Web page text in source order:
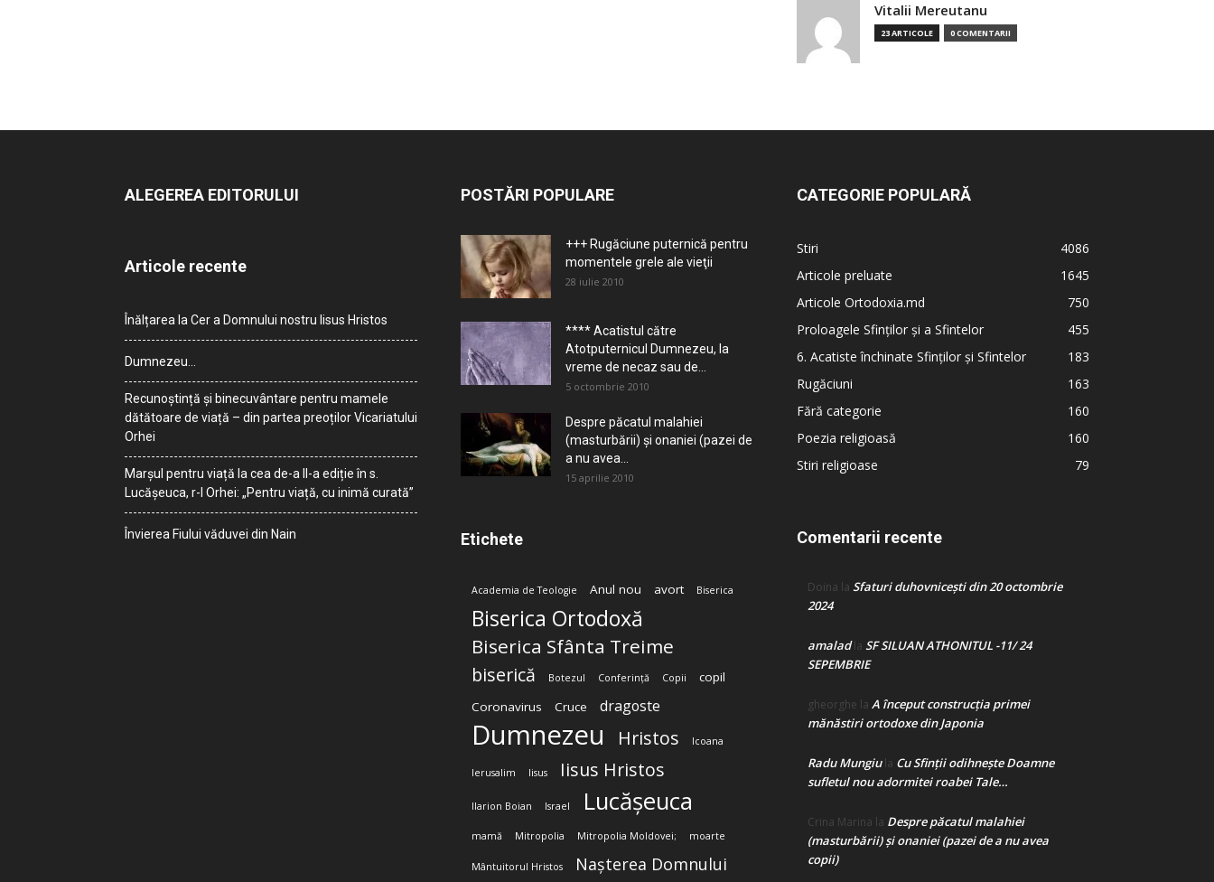
Vitalii Mereutanu
23 ARTICOLE 0 COMENTARII
ALEGEREA EDITORULUI
Articole recente
Înălțarea la Cer a Domnului nostru Iisus Hristos
Dumnezeu…
Recunoștință și binecuvântare pentru mamele
dătătoare de viață – din partea preoților Vicariatului
Orhei
Marșul pentru viață la cea de-a II-a ediție în s.
Lucășeuca, r-l Orhei: „Pentru viață, cu inimă curată”
Învierea Fiului văduvei din Nain
POSTĂRI POPULARE
+++ Rugăciune puternică pentru
momentele grele ale vieţii
28 iulie 2010
**** Acatistul către
Atotputernicul Dumnezeu, la
vreme de necaz sau de...
5 octombrie 2010
Despre păcatul malahiei
(masturbării) şi onaniei (pazei de
a nu avea...
15 aprilie 2010
Etichete
Academia de Teologie Anul nou avort Biserica
Biserica Ortodoxă
Biserica Sfânta Treime
biserică Botezul Conferință Copii
copil
Coronavirus
Cruce dragoste
Dumnezeu Hristos Icoana
Ierusalim Iisus Iisus Hristos
Ilarion Boian Israel Lucășeuca
mamă Mitropolia Mitropolia Moldovei; moarte
Mântuitorul Hristos Nașterea Domnului
CATEGORIE POPULARĂ
Stiri
4086
Articole preluate
1645
Articole Ortodoxia.md
750
Proloagele Sfinților și a Sfintelor
455
6. Acatiste închinate Sfinților și Sfintelor
183
Rugăciuni
163
Fără categorie
160
Poezia religioasă
160
Stiri religioase
79
Comentarii recente
Doina la Sfaturi duhovnicești din 20 octombrie
2024
amaladla SF SILUAN ATHONITUL -11/ 24
SEPEMBRIE
gheorghe la A început construcţia primei
mănăstiri ortodoxe din Japonia
Radu Mungiula Cu Sfinții odihnește Doamne
sufletul nou adormitei roabei Tale…
Crina Marina la Despre păcatul malahiei
(masturbării) şi onaniei (pazei de a nu avea
copii)